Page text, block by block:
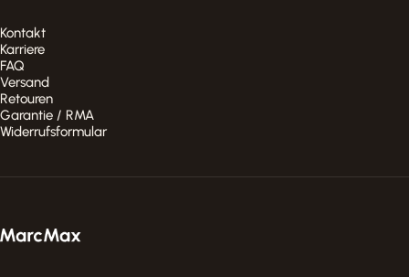
Kontakt
Karriere
FAQ
Versand
Retouren
Garantie / RMA
Widerrufsformular
MarcMax Shop